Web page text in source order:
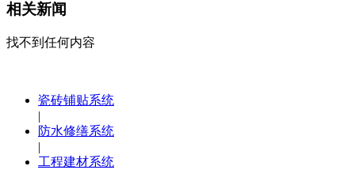
相关新闻
找不到任何内容
瓷砖铺贴系统
|
防水修缮系统
|
工程建材系统